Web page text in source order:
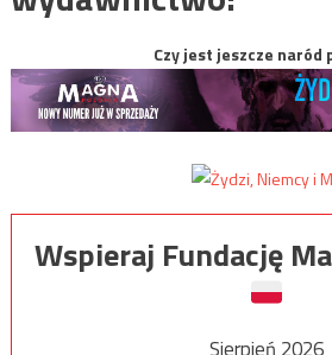
Czy jest jeszcze naród
Wspieraj Fundację
Sierpień 2026